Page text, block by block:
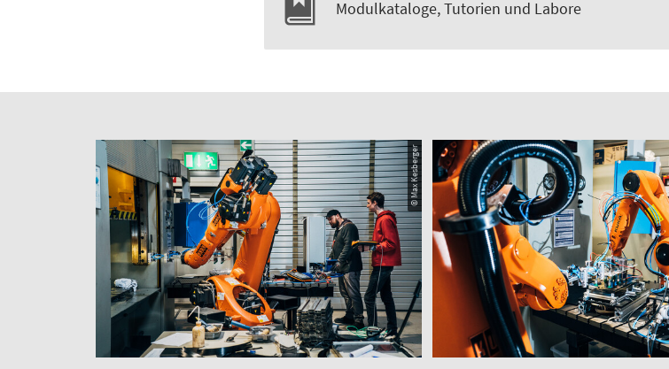
Modulkataloge, Tutorien und Labore
© Max Kesberger